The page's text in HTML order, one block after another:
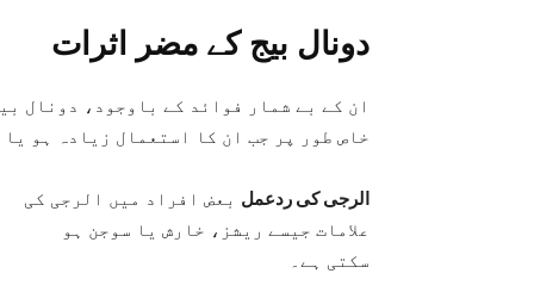
دونال بیج کے مضر اثرات
ان کے بے شمار فوائد کے باوجود، دونال
خاص طور پر جب ان کا استعمال زیادہ ہو
الرجی کی ردعمل بعض افراد میں الرجی کی
علامات جیسے ریشز، خارش یا سوجن ہو
سکتی ہے۔